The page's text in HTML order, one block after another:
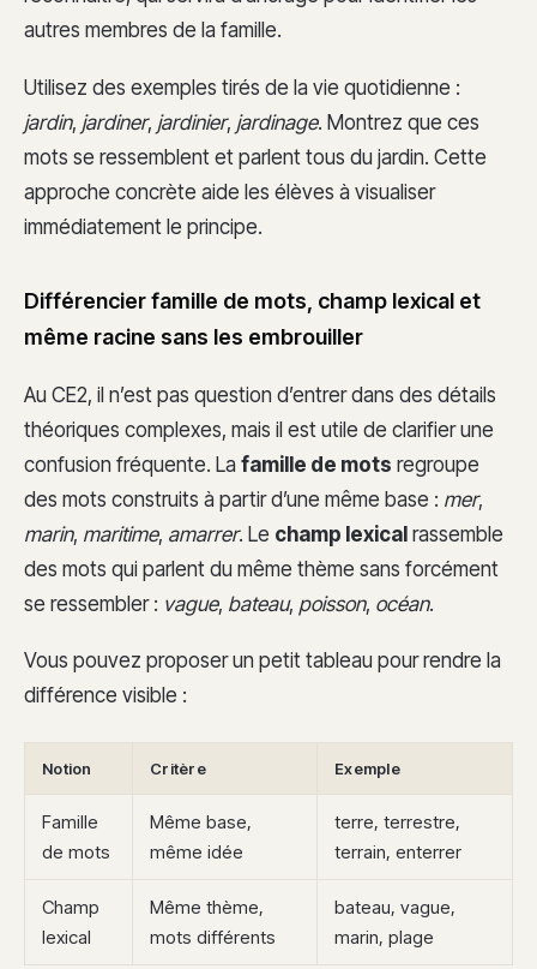
autres membres de la famille.
Utilisez des exemples tirés de la vie quotidienne :
jardin, jardiner, jardinier, jardinage. Montrez que ces
mots se ressemblent et parlent tous du jardin. Cette
approche concrète aide les élèves à visualiser
immédiatement le principe.
Différencier famille de mots, champ lexical et
même racine sans les embrouiller
Au CE2, il n’est pas question d’entrer dans des détails
théoriques complexes, mais il est utile de clarifier une
confusion fréquente. La famille de mots regroupe
des mots construits à partir d’une même base : mer,
marin, maritime, amarrer. Le champ lexical rassemble
des mots qui parlent du même thème sans forcément
se ressembler : vague, bateau, poisson, océan.
Vous pouvez proposer un petit tableau pour rendre la
différence visible :
Notion Critère Exemple
Famille
de mots
Même base,
même idée
terre, terrestre,
terrain, enterrer
Champ
lexical
Même thème,
mots différents
bateau, vague,
marin, plage